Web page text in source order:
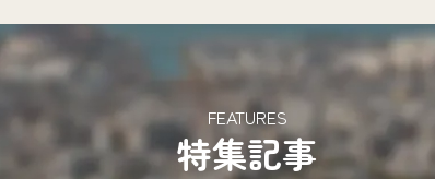
特集記事
FEATURES